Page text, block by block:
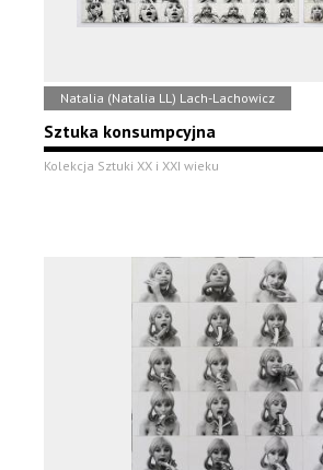
Natalia (Natalia LL) Lach-Lachowicz
Sztuka konsumpcyjna
Kolekcja Sztuki XX i XXI wieku